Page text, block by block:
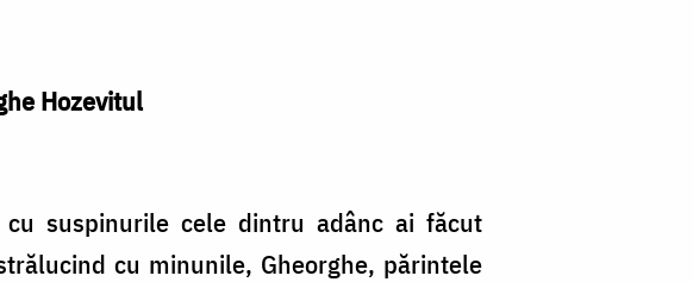
Hozevitul
suspinurile cele dintru adânc ai făcut
cu minunile, Gheorghe, părintele